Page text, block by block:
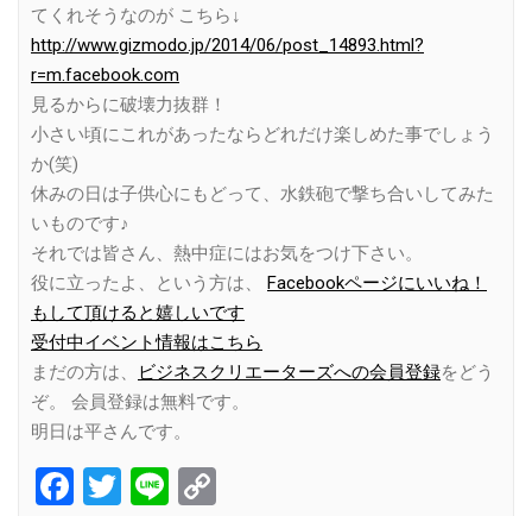
てくれそうなのが こちら↓
http://www.gizmodo.jp/2014/06/post_14893.html?
r=m.facebook.com
見るからに破壊力抜群！
小さい頃にこれがあったならどれだけ楽しめた事でしょう
か(笑)
休みの日は子供心にもどって、水鉄砲で撃ち合いしてみた
いものです♪
それでは皆さん、熱中症にはお気をつけ下さい。
役に立ったよ、という方は、 Facebookページにいいね！
もして頂けると嬉しいです
受付中イベント情報はこちら
まだの方は、
ビジネスクリエーターズへの会員登録をどう
ぞ。 会員登録は無料です。
明日は平さんです。
Facebook
Twitter
Line